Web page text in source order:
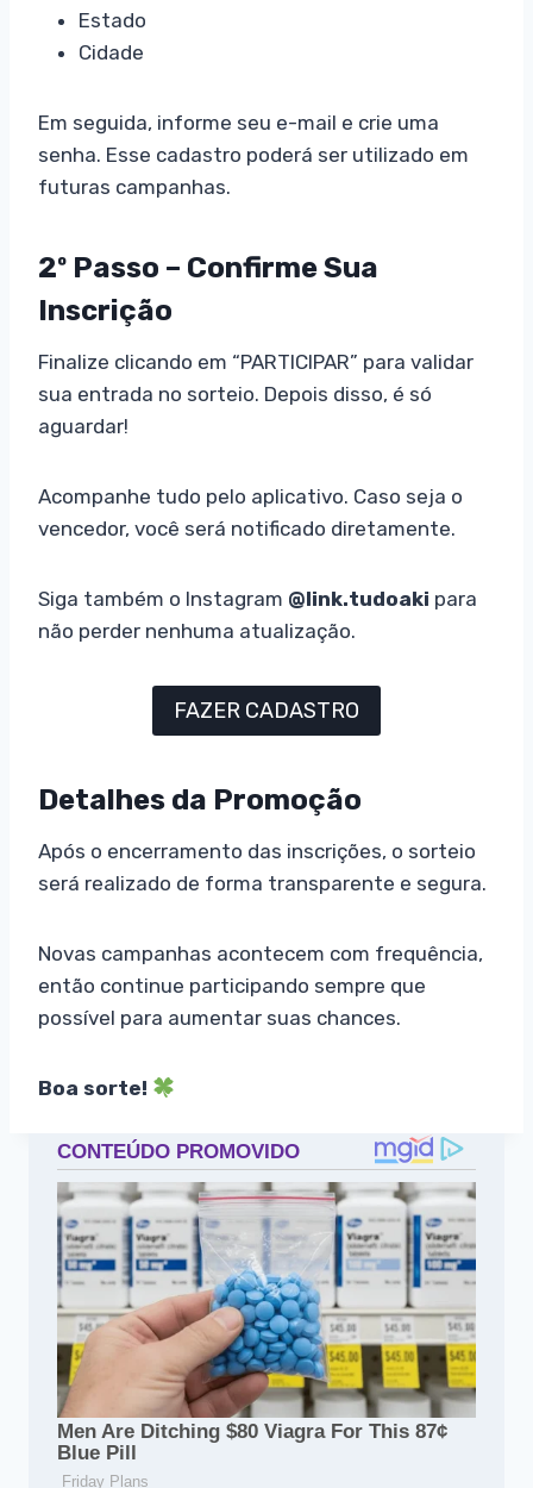
Estado
Cidade
Em seguida, informe seu e-mail e crie uma
senha. Esse cadastro poderá ser utilizado em
futuras campanhas.
2º Passo – Confirme Sua
Inscrição
Finalize clicando em “PARTICIPAR” para validar
sua entrada no sorteio. Depois disso, é só
aguardar!
Acompanhe tudo pelo aplicativo. Caso seja o
vencedor, você será notificado diretamente.
Siga também o Instagram @link.tudoaki para
não perder nenhuma atualização.
FAZER CADASTRO
Detalhes da Promoção
Após o encerramento das inscrições, o sorteio
será realizado de forma transparente e segura.
Novas campanhas acontecem com frequência,
então continue participando sempre que
possível para aumentar suas chances.
Boa sorte!